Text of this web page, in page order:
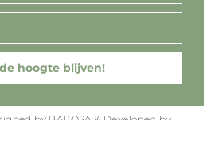
hoogte blijven!
by BABOSA & Developed by